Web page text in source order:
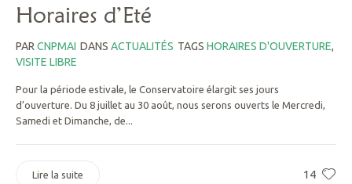
Horaires d’Eté
PAR CNPMAI DANS ACTUALITÉS TAGS HORAIRES D'OUVERTURE,
VISITE LIBRE
Pour la période estivale, le Conservatoire élargit ses jours
d’ouverture. Du 8 juillet au 30 août, nous serons ouverts le Mercredi,
Samedi et Dimanche, de...
14
Lire la suite